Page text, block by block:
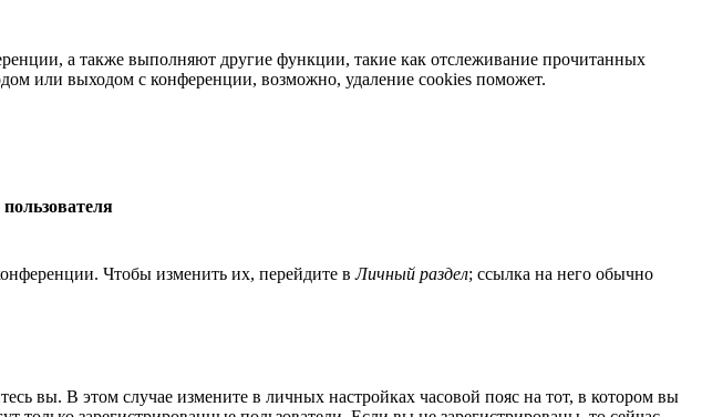
а также выполняют другие функции, такие как отслеживание прочитанных
или выходом с конференции, возможно, удаление cookies поможет.
Чтобы изменить их, перейдите вЛичный раздел; ссылка на него обычно
вы. В этом случае измените в личных настройках часовой пояс на тот, в котором вы